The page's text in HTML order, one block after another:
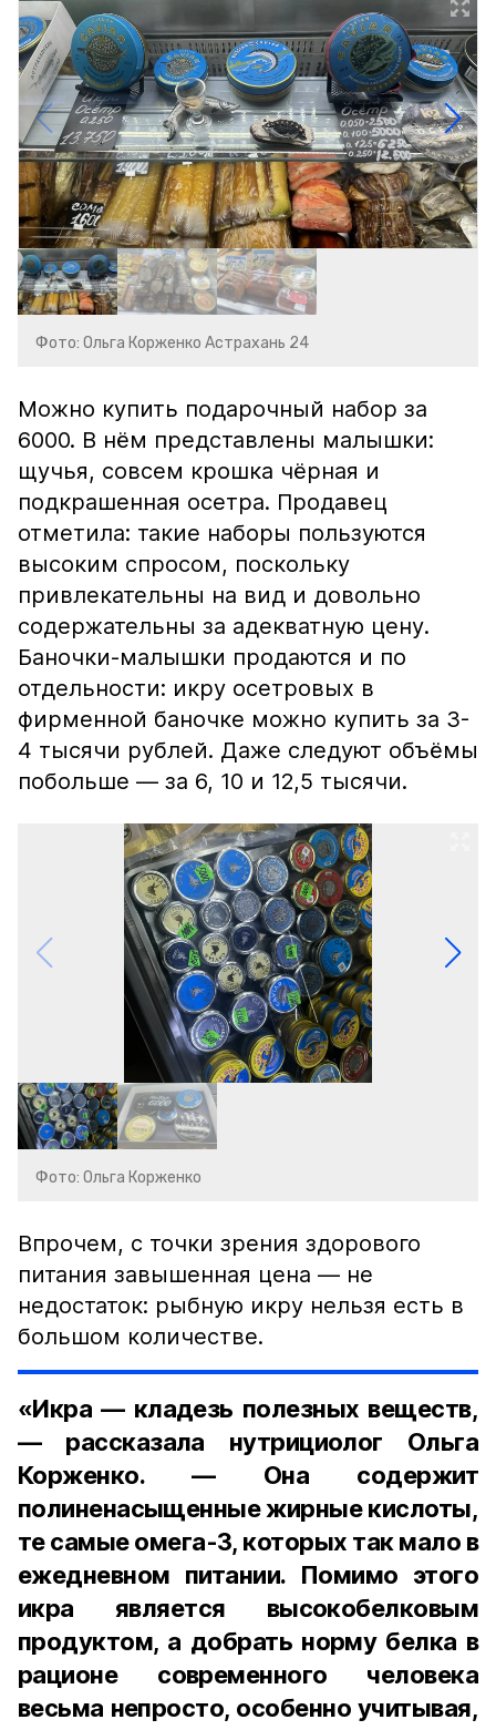
Фото: Ольга Корженко Астрахань 24
Можно купить подарочный набор за
6000. В нём представлены малышки:
щучья, совсем крошка чёрная и
подкрашенная осетра. Продавец
отметила: такие наборы пользуются
высоким спросом, поскольку
привлекательны на вид и довольно
содержательны за адекватную цену.
Баночки-малышки продаются и по
отдельности: икру осетровых в
фирменной баночке можно купить за 3-
4 тысячи рублей. Даже следуют объёмы
побольше — за 6, 10 и 12,5 тысячи.
Фото: Ольга Корженко
Впрочем, с точки зрения здорового
питания завышенная цена — не
недостаток: рыбную икру нельзя есть в
большом количестве.
«Икра — кладезь полезных веществ,
— рассказала нутрициолог Ольга
Корженко. — Она содержит
полиненасыщенные жирные кислоты,
те самые омега-3, которых так мало в
ежедневном питании. Помимо этого
икра является высокобелковым
продуктом, а добрать норму белка в
рационе современного человека
весьма непросто, особенно учитывая,